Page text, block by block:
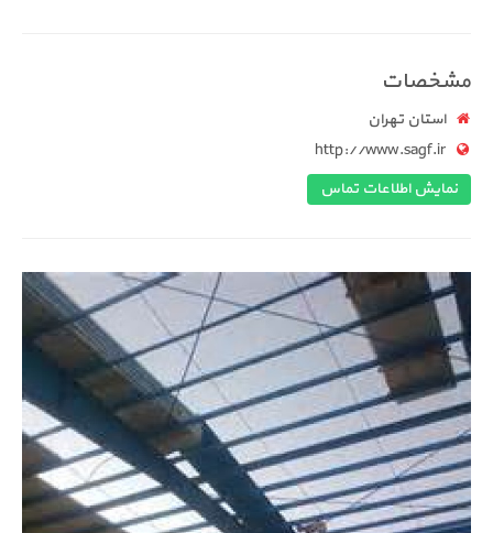
استان تهران
http://www.sagf.ir
نمایش اطلاعات تماس